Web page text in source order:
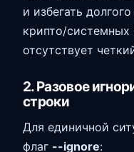
и избегать
крипто/системных
отсутствует
2. Разовое
строки
Для единичной
флаг --ignore: